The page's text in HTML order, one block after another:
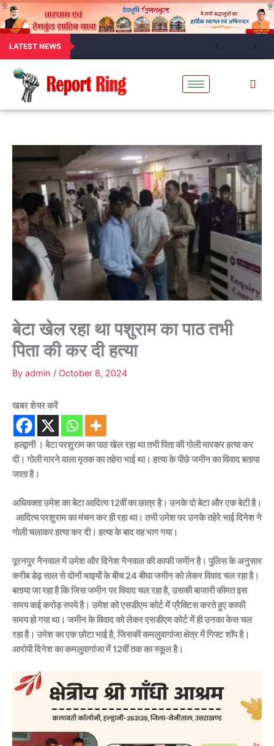
LATEST NEWS
बेटा खेल रहा था पशुराम का पाठ तभी
पिता की कर दी हत्या
By admin / October 8, 2024
खबर शेयर करें
हल्द्वानी । बेटा परशुराम का पाठ खेल रहा था तभी पिता की गोली मारकर हत्या कर
दी। गोली मारने वाला मृतक का तहेरा भाई था। हत्या के पीछे जमीन का विवाद बताया
जाता है।
अधिवक्ता उमेश का बेटा आदित्य 12वीं का छात्र है। उनके दो बेटा और एक बेटी है।
आदित्य परशुराम का मंचन कर ही रहा था। तभी उमेश पर उनके तहेरे भाई दिनेश ने
गोली चलाकर हत्या कर दी। हत्या के बाद वह भाग गया।
पूरनपुर नैनवाल में उमेश और दिनेश नैनवाल की काफी जमीन है। पुलिस के अनुसार
करीब डेढ़ साल से दोनों भाइयों के बीच 24 बीघा जमीन को लेकर विवाद चल रहा है।
बताया जा रहा है कि जिस जमीन पर विवाद चल रहा है, उसकी बाजारी कीमत इस
समय कई करोड़ रुपये है। उमेश को एसडीएम कोर्ट में प्रैक्टिस करते हुए काफी
समय हो गया था। जमीन के विवाद को लेकर एसडीएम कोर्ट में ही उनका केस चल
रहा है। उमेश का एक छोटा भाई है, जिसकी कमलुवागांजा क्षेत्र में गिफ्ट शॉप है।
आरोपी दिनेश का कमलुवागांजा में 12वीं तक का स्कूल है।